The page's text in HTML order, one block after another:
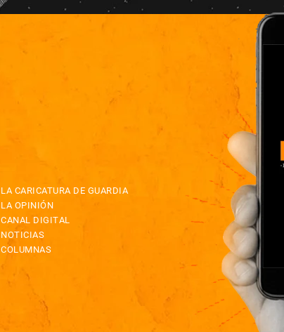
LA CARICATURA DE GUARDIA
LA OPINIÓN
CANAL DIGITAL
NOTICIAS
COLUMNAS